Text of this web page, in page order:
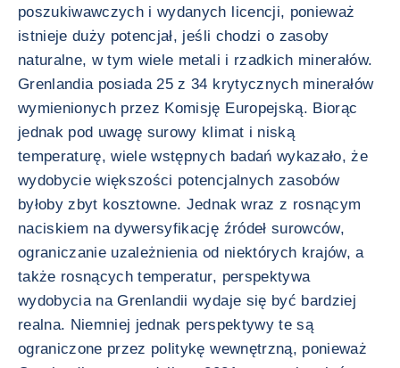
poszukiwawczych i wydanych licencji, ponieważ
istnieje duży potencjał, jeśli chodzi o zasoby
naturalne, w tym wiele metali i rzadkich minerałów.
Grenlandia posiada 25 z 34 krytycznych minerałów
wymienionych przez Komisję Europejską. Biorąc
jednak pod uwagę surowy klimat i niską
temperaturę, wiele wstępnych badań wykazało, że
wydobycie większości potencjalnych zasobów
byłoby zbyt kosztowne. Jednak wraz z rosnącym
naciskiem na dywersyfikację źródeł surowców,
ograniczanie uzależnienia od niektórych krajów, a
także rosnących temperatur, perspektywa
wydobycia na Grenlandii wydaje się być bardziej
realna. Niemniej jednak perspektywy te są
ograniczone przez politykę wewnętrzną, ponieważ